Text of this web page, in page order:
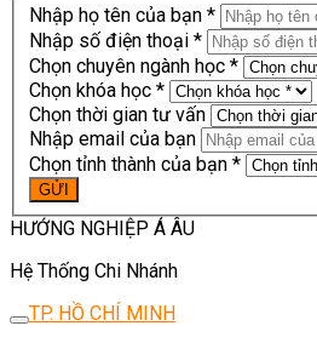
Nhập họ tên của bạn *
Nhập số điện thoại *
Chọn chuyên ngành học *
Chọn khóa học *
Chọn thời gian tư vấn
Nhập email của bạn
Chọn tỉnh thành của bạn *
HƯỚNG NGHIỆP Á ÂU
Hệ Thống Chi Nhánh
TP. HỒ CHÍ MINH